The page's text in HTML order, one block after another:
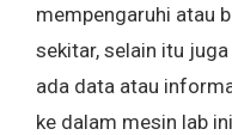
mempengaruhi atau
sekitar, selain itu
ada data atau
ke dalam mesin lab